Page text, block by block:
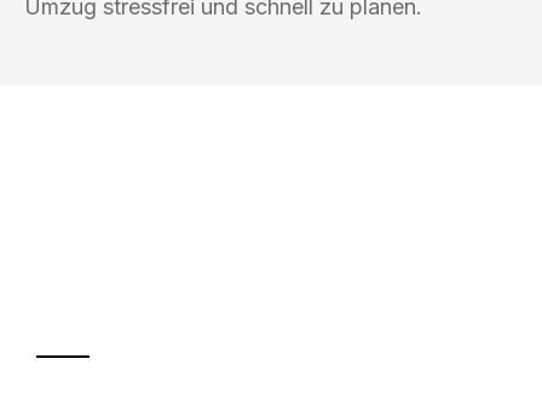
Umzug stressfrei und schnell zu planen.